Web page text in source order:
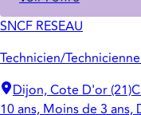
SNCF RESEAU
Technicien/
Dijon, Cote D'or (21)
10 ans, Moins de 3